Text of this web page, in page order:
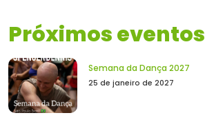
Próximos eventos
Semana da Dança 2027
25 de janeiro de 2027